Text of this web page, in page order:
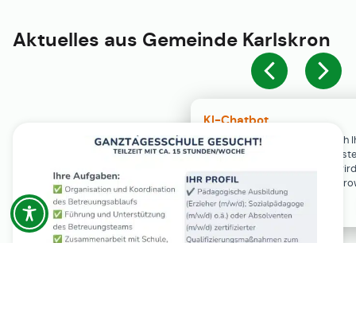
KI-Chatbot
Der KI-Chatbot steht erst nach
Einwilligung in den Cookie-
Verfügung. Der Chat-Verlauf
ausschließlich lokal in Ihrem
gespeichert.
Aktuelles aus Gemeinde Karlskron